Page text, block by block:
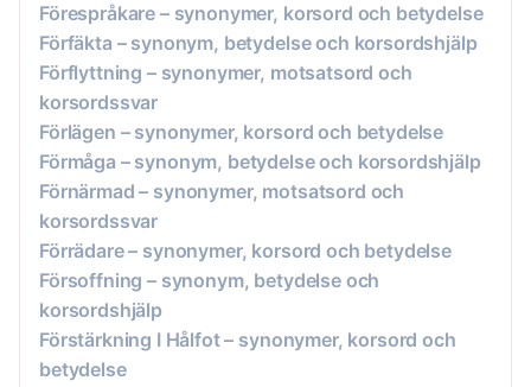
Förespråkare – synonymer, korsord och betydelse
Förfäkta – synonym, betydelse och korsordshjälp
Förflyttning – synonymer, motsatsord och
korsordssvar
Förlägen – synonymer, korsord och betydelse
Förmåga – synonym, betydelse och korsordshjälp
Förnärmad – synonymer, motsatsord och
korsordssvar
Förrädare – synonymer, korsord och betydelse
Försoffning – synonym, betydelse och
korsordshjälp
Förstärkning I Hålfot – synonymer, korsord och
betydelse